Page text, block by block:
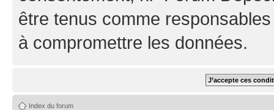
être tenus comme
à compromettre les données.
Index du forum